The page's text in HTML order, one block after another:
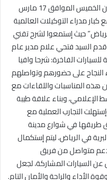
من الخميس الموافق 17 مارس
كبار مدراء التوكيلات العالمية
حيث إستمعوا لشرح تقني
السيد فتحي علام مدير عام
الفاخرة: شرحا وافيا
النجاح على حضورهم وتواصلهم
هذه المناسبات واللقاءات مع
الإعلامي، وبناء علاقة طيبة
إستهلت التجارب العملية مع
طريقها في شوارع مدينة
في الرياض، ليتم إستكمال
بدعم متواصل من فريق
السيارات المشاركة، لجعل
الأداء والراحة والأمان التام.